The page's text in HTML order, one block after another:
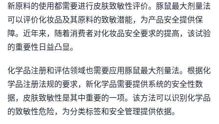
新原料的使用都需要进行皮肤致敏性评价。豚鼠最大剂量法
可以评价化妆品及其原料的致敏潜能，为产品安全提供保
障。近年来，随着消费者对化妆品安全要求的提高，该试验
的重要性日益凸显。
化学品注册和评估领域也需要应用豚鼠最大剂量法。根据化
学品注册法规的要求，新化学品需要提供系统的安全性数
据，皮肤致敏性是其中重要的一项。该方法可以识别化学品
的致敏性危险，为分类标签和安全管理提供依据。